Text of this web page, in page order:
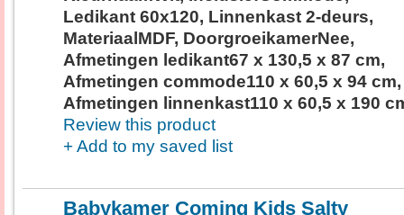
Ledikant 60x120, Linnenkast 2-deurs,
MateriaalMDF, DoorgroeikamerNee,
Afmetingen ledikant67 x 130,5 x 87 cm,
Afmetingen commode110 x 60,5 x 94 cm,
Afmetingen linnenkast110 x 60,5 x 190
Review this product
+ Add to my saved list
Babykamer Coming Kids Salty